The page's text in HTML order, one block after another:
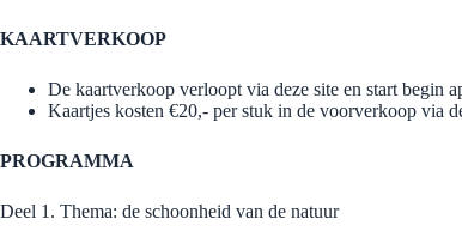
KAARTVERKOOP
De kaartverkoop verloopt via deze site en start begin
Kaartjes kosten €20,- per stuk in de voorverkoop via
PROGRAMMA
Deel 1. Thema: de schoonheid van de natuur